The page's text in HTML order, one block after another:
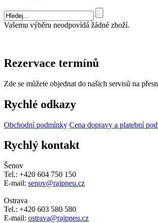
Vašemu výběru neodpovídá žádné zboží.
Rezervace termínů
Zde se můžete objednat do našich servisů na
Rychlé odkazy
Obchodní podmínky Cena dopravy a platební
Rychlý kontakt
Šenov
Tel.: +420 604 750 150
E-mail: senov@rajpneu.cz
Ostrava
Tel.: +420 603 580 580
E-mail: ostrava@rajpneu.cz